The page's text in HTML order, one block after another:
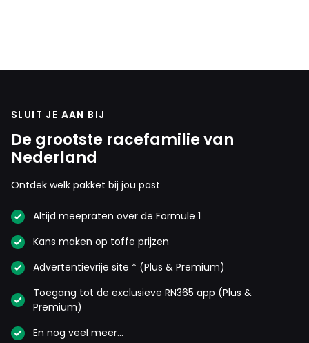
SLUIT JE AAN BIJ
De grootste racefamilie van
Nederland
Ontdek welk pakket bij jou past
Altijd meepraten over de Formule 1
Kans maken op toffe prijzen
Advertentievrije site * (Plus & Premium)
Toegang tot de exclusieve RN365 app (Plus &
Premium)
En nog veel meer…